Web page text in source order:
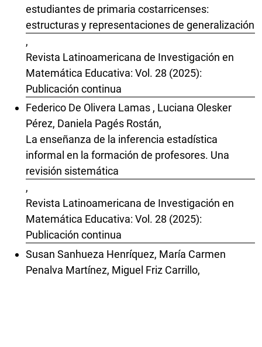
estudiantes de primaria costarricenses:
estructuras y representaciones de generalización
,
Revista Latinoamericana de Investigación en
Matemática Educativa: Vol. 28 (2025):
Publicación continua
Federico De Olivera Lamas , Luciana Olesker
Pérez, Daniela Pagés Rostán,
La enseñanza de la inferencia estadística
informal en la formación de profesores. Una
revisión sistemática
,
Revista Latinoamericana de Investigación en
Matemática Educativa: Vol. 28 (2025):
Publicación continua
Susan Sanhueza Henríquez, María Carmen
Penalva Martínez, Miguel Friz Carrillo,